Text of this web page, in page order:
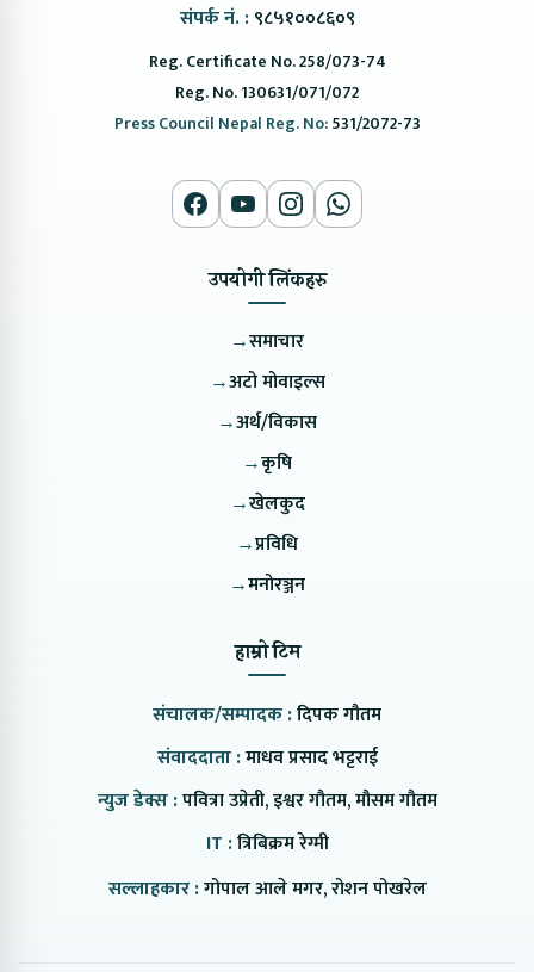
संपर्क नं. : ९८५१००८६०९
Reg. Certificate No. 258/073-74
Reg. No. 130631/071/072
Press Council Nepal Reg. No:531/2072-73
उपयोगी लिंकहरु
→समाचार
→अटो मोवाइल्स
→अर्थ/विकास
→कृषि
→खेलकुद
→प्रविधि
→मनोरञ्जन
हाम्रो टिम
संचालक/सम्पादक :दिपक गौतम
संवाददाता :माधव प्रसाद भट्टराई
न्युज डेक्स :पवित्रा उप्रेती, इश्वर गौतम, मौसम गौतम
IT :त्रिबिक्रम रेग्मी
सल्लाहकार :गोपाल आले मगर, रोशन पोखरेल